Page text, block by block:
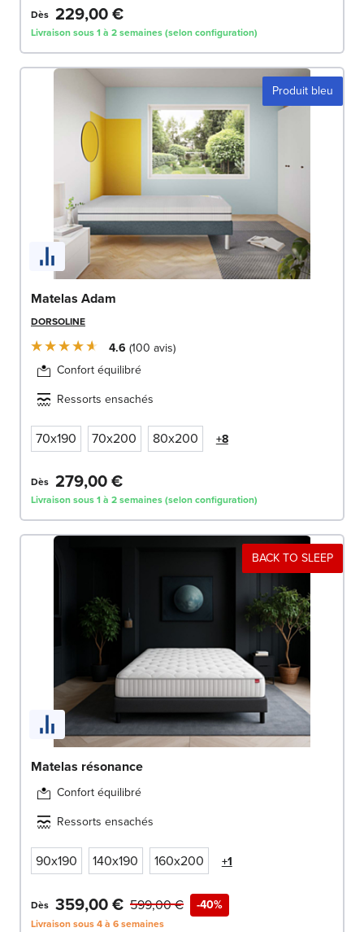
Dès 229,00 €
Livraison sous 1 à 2 semaines (selon configuration)
Produit bleu
Matelas Adam
DORSOLINE
4.6 100 avis
Confort équilibré
Ressorts ensachés
70x190 70x200 80x200 +8
Dès 279,00 €
Livraison sous 1 à 2 semaines (selon configuration)
BACK TO SLEEP
Matelas résonance
Confort équilibré
Ressorts ensachés
90x190 140x190 160x200 +1
Dès 359,00 € -40%
599,00 €
Livraison sous 4 à 6 semaines